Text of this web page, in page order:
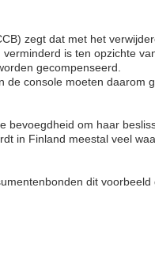
zegt dat met het
is ten opzichte
gecompenseerd.
de console moeten daarom
bevoegdheid om haar
in Finland meestal veel
dit voorbeeld